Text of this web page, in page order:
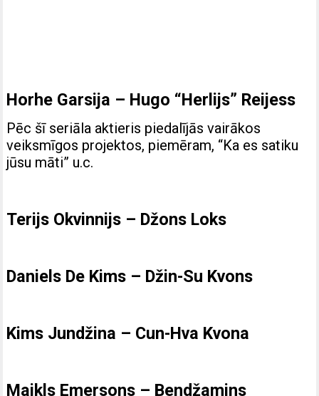
Horhe Garsija – Hugo “Herlijs” Reijess
Pēc šī seriāla aktieris piedalījās vairākos
veiksmīgos projektos, piemēram, “Ka es satiku
jūsu māti” u.c.
Terijs Okvinnijs – Džons Loks
Daniels De Kims – Džin-Su Kvons
Kims Jundžina – Cun-Hva Kvona
Maikls Emersons – Bendžamins